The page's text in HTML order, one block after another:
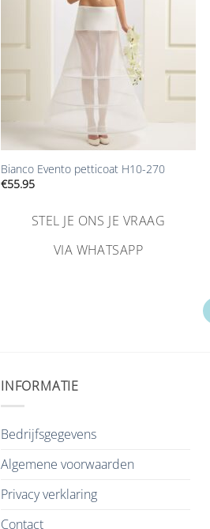
Bianco Evento petticoat H10-270
€55.95
STEL JE ONS JE VRAAG
VIA WHATSAPP
INFORMATIE
Bedrijfsgegevens
Algemene voorwaarden
Privacy verklaring
Contact